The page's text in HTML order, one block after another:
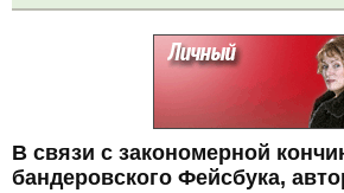
В связи с закономерной
бандеровского Фейсбука,